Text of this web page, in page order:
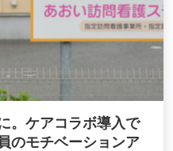
。ケアコラボ導入で
のモチベーションア